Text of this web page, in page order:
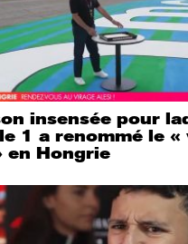
insensée pour
1 a renommé le «
en Hongrie